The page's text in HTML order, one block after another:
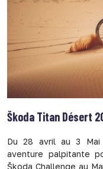
Škoda Titan Désert
Du 28 avril au 3 Mai
aventure palpitante
Škoda Challenge au